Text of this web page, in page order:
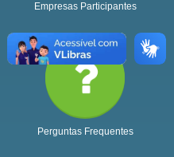
Empresas Participantes
Perguntas Frequentes